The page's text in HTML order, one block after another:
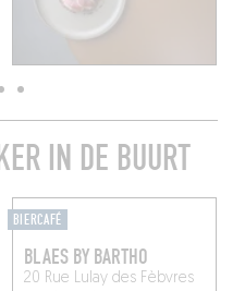
IN DE BUURT
BIERCAFÉ
BLAES BY BARTHO
20 Rue Lulay des Fèbvres